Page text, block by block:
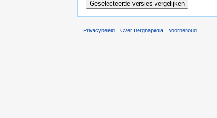
Privacybeleid Over Berghapedia Voorbehoud